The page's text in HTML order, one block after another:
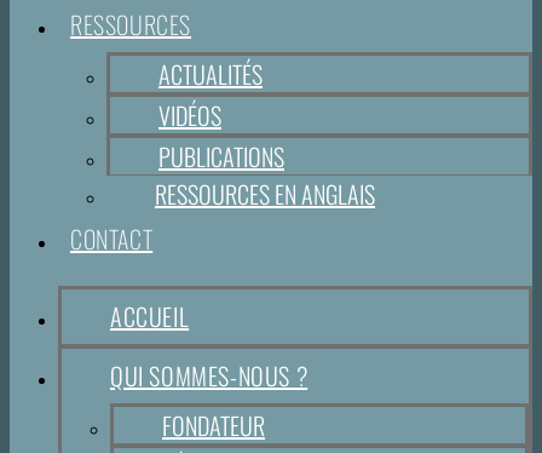
RESSOURCES
ACTUALITÉS
VIDÉOS
PUBLICATIONS
RESSOURCES EN ANGLAIS
CONTACT
ACCUEIL
QUI SOMMES-NOUS ?
FONDATEUR